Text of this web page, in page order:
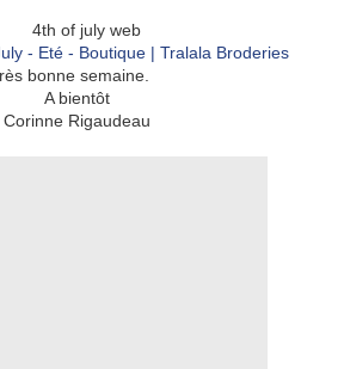
- Eté - Boutique | Tralala Broderies
bonne semaine.
A bientôt
Corinne Rigaudeau